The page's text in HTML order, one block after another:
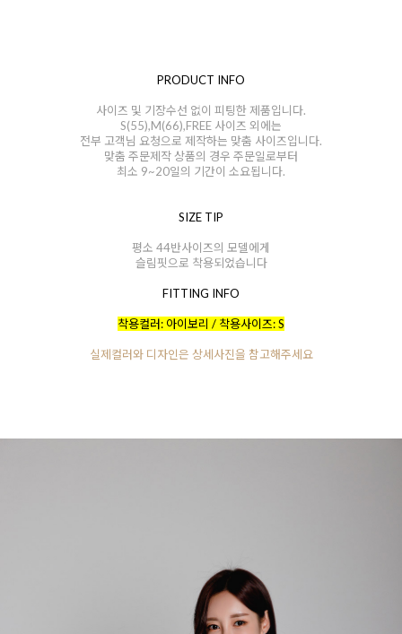
PRODUCT INFO
사이즈 및 기장수선 없이 피팅한 제품입니다.
S(55),M(66),FREE 사이즈 외에는
전부 고객님 요청으로 제작하는 맞춤 사이즈입니다.
맞춤 주문제작 상품의 경우 주문일로부터
최소 9~20일의 기간이 소요됩니다.
SIZE TIP
평소 44반사이즈의 모델에게
슬림핏으로 착용되었습니다
FITTING INFO
착용컬러: 아이보리 / 착용사이즈: S
실제컬러와 디자인은 상세사진을 참고해주세요